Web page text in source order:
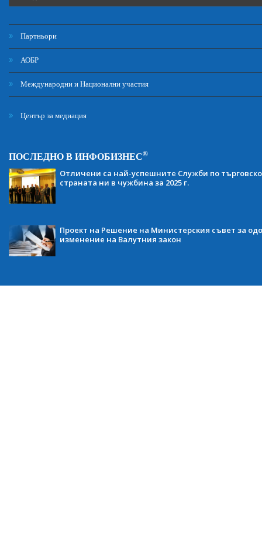
Партньори
АОБР
Международни и Национални участия
Център за медиация
ПОСЛЕДНО В ИНФОБИЗНЕС®
Отличени са най-успешните Служби по
страната ни в чужбина за 2025 г.
Проект на Решение на Министерския съвет за
изменение на Валутния закон